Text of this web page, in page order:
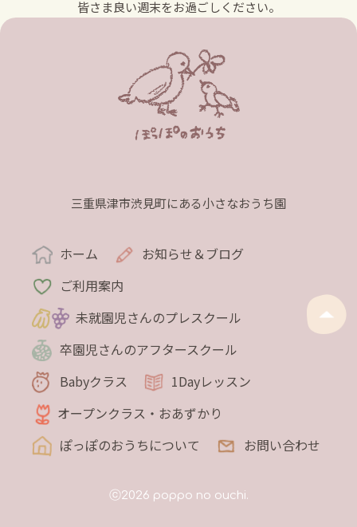
皆さま良い週末をお過ごしください。
三重県津市渋見町にある小さなおうち園
ホーム
お知らせ＆ブログ
ご利用案内
未就園児さんのプレスクール
卒園児さんのアフタースクール
Babyクラス
1Dayレッスン
オープンクラス・おあずかり
ぽっぽのおうちについて
お問い合わせ
ⓒ2026 poppo no ouchi.